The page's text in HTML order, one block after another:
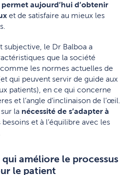
permet aujourd’hui d’obtenir
et de satisfaire au mieux les
subjective, le Dr Balboa a
que la société
les normes actuelles de
qui peuvent servir de guide aux
patients), en ce qui concerne
et l’angle d’inclinaison de l’œil.
la nécessité de s’adapter à
besoins et à l’équilibre avec les
améliore le processus
le patient